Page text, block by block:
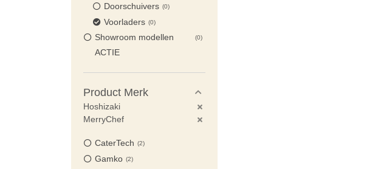
Doorschuivers 0
Voorladers 0
Showroom modellen
ACTIE
0
Product Merk
Hoshizaki
MerryChef
CaterTech 2
Gamko 2